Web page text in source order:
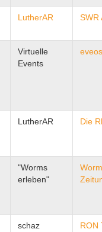
LutherAR SWR
Virtuelle
Events
LutherAR Die
"Worms
erleben"
schaz RON